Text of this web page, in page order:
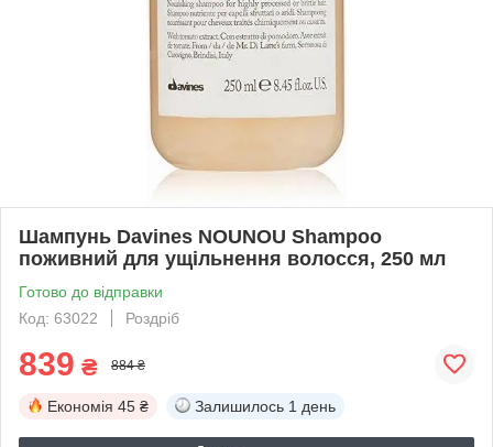
Шампунь Davines NOUNOU Shampoo
поживний для ущільнення волосся, 250 мл
Готово до відправки
Код: 63022
Роздріб
839 ₴ 884 ₴
Економія 45 ₴ Залишилось 1 день